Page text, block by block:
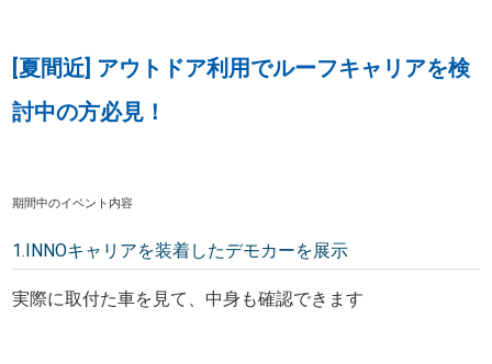
[夏間近] アウトドア利用でルーフキャリアを検
討中の方必見！
期間中のイベント内容
1.INNOキャリアを装着したデモカーを展示
実際に取付た車を見て、中身も確認できます